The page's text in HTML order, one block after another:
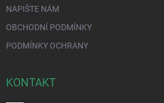
NAPIŠTE NÁM
OBCHODNÍ PODMÍNKY
PODMÍNKY OCHRANY
KONTAKT